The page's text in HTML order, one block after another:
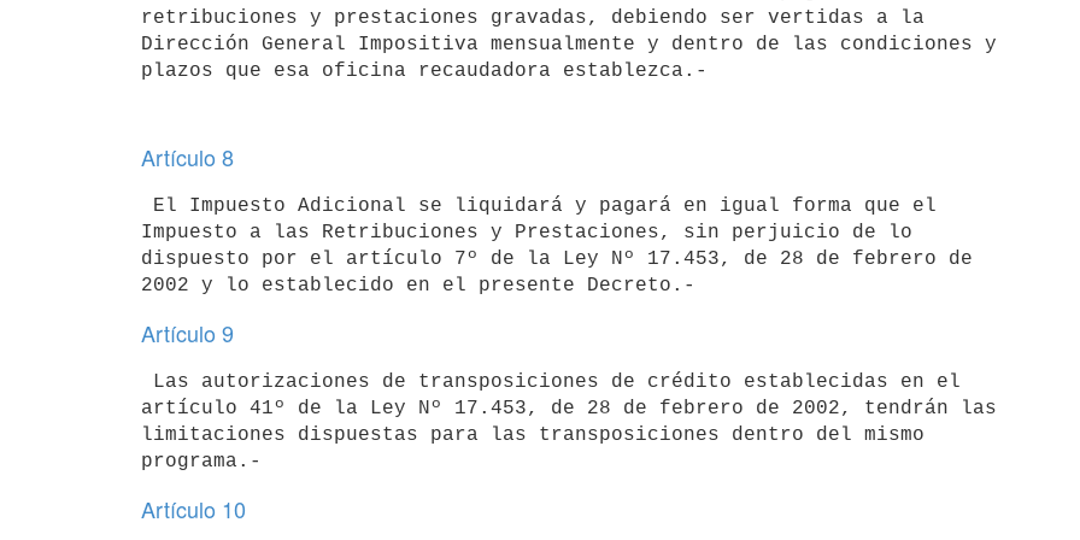
retribuciones y prestaciones gravadas, debiendo ser vertidas a la
Dirección General Impositiva mensualmente y dentro de las condiciones y
Artículo 8
Impuesto a las Retribuciones y Prestaciones, sin perjuicio de lo
dispuesto por el artículo 7º de la Ley Nº 17.453, de 28 de febrero de
Artículo 9
artículo 41º de la Ley Nº 17.453, de 28 de febrero de 2002, tendrán las
limitaciones dispuestas para las transposiciones dentro del mismo
Artículo 10